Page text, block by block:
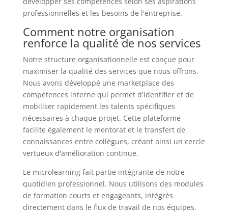
professionnelles et les besoins de l'entreprise.
Comment notre organisation
renforce la qualité de nos services
Notre structure organisationnelle est conçue pour
maximiser la qualité des services que nous offrons.
Nous avons développé une marketplace des
compétences interne qui permet d'identifier et de
mobiliser rapidement les talents spécifiques
nécessaires à chaque projet. Cette plateforme
facilite également le mentorat et le transfert de
connaissances entre collègues, créant ainsi un cercle
vertueux d'amélioration continue.
Le microlearning fait partie intégrante de notre
quotidien professionnel. Nous utilisons des modules
de formation courts et engageants, intégrés
directement dans le flux de travail de nos équipes.